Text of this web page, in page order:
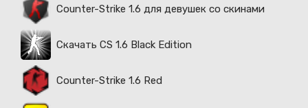
Counter-Strike 1.6 для девушек со скинами
Скачать CS 1.6 Black Edition
Counter-Strike 1.6 Red